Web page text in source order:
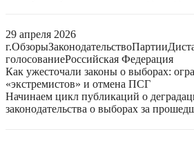
29 апреля 2026
г.ОбзорыЗаконодательствоПартии
голосованиеРоссийская Федерация
Как ужесточали законы о выборах:
«экстремистов» и отмена ПСГ
Начинаем цикл публикаций о
законодательства о выборах за